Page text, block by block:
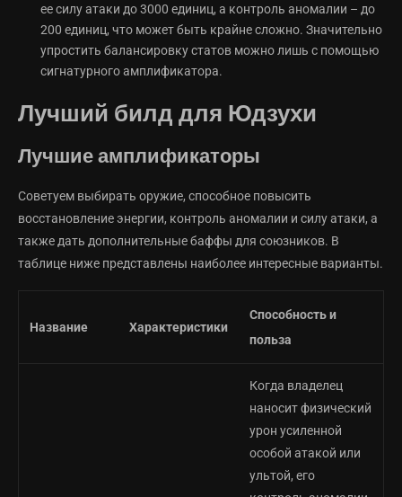
ее силу атаки до 3000 единиц, а контроль аномалии – до
200 единиц, что может быть крайне сложно. Значительно
упростить балансировку статов можно лишь с помощью
сигнатурного амплификатора.
Лучший билд для Юдзухи
Лучшие амплификаторы
Советуем выбирать оружие, способное повысить
восстановление энергии, контроль аномалии и силу атаки, а
также дать дополнительные баффы для союзников. В
таблице ниже представлены наиболее интересные варианты.
Название Характеристики
Способность и
польза
Когда владелец
наносит физический
урон усиленной
особой атакой или
ультой, его